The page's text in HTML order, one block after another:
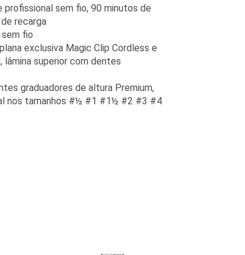
profissional sem fio, 90 minutos de
recarga
sem fio
exclusiva Magic Clip Cordless e
lâmina superior com dentes
graduadores de altura Premium,
nos tamanhos #½ #1 #1½ #2 #3 #4